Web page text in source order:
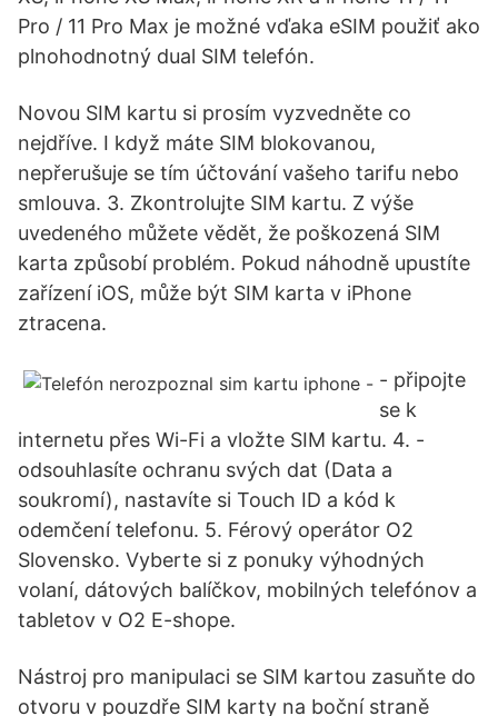
Pro / 11 Pro Max je možné vďaka eSIM použiť ako
plnohodnotný dual SIM telefón.
Novou SIM kartu si prosím vyzvedněte co
nejdříve. I když máte SIM blokovanou,
nepřerušuje se tím účtování vašeho tarifu nebo
smlouva. 3. Zkontrolujte SIM kartu. Z výše
uvedeného můžete vědět, že poškozená SIM
karta způsobí problém. Pokud náhodně upustíte
zařízení iOS, může být SIM karta v iPhone
ztracena.
- připojte
se k
internetu přes Wi-Fi a vložte SIM kartu. 4. -
odsouhlasíte ochranu svých dat (Data a
soukromí), nastavíte si Touch ID a kód k
odemčení telefonu. 5. Férový operátor O2
Slovensko. Vyberte si z ponuky výhodných
volaní, dátových balíčkov, mobilných telefónov a
tabletov v O2 E-shope.
Nástroj pro manipulaci se SIM kartou zasuňte do
otvoru v pouzdře SIM karty na boční straně